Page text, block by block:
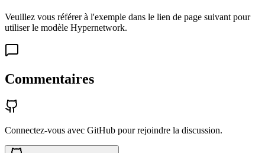
Veuillez vous référer à l'exemple dans le lien de page suivant pour
utiliser le modèle Hypernetwork.
Commentaires
Connectez-vous avec GitHub pour rejoindre la discussion.